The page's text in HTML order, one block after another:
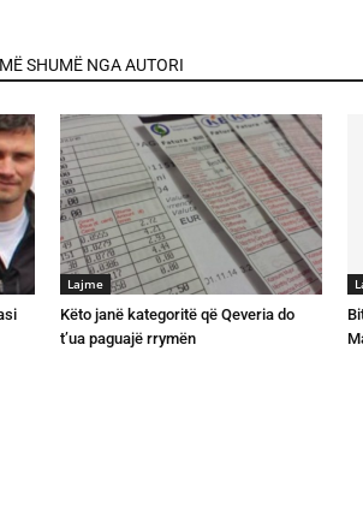
MË SHUMË NGA AUTORI
Lajme
Këto janë kategoritë që Qeveria do
t’ua paguajë rrymën